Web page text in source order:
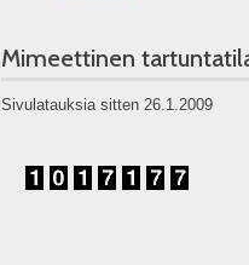
Mimeettinen
Sivulatauksia sitten 26.1.2009